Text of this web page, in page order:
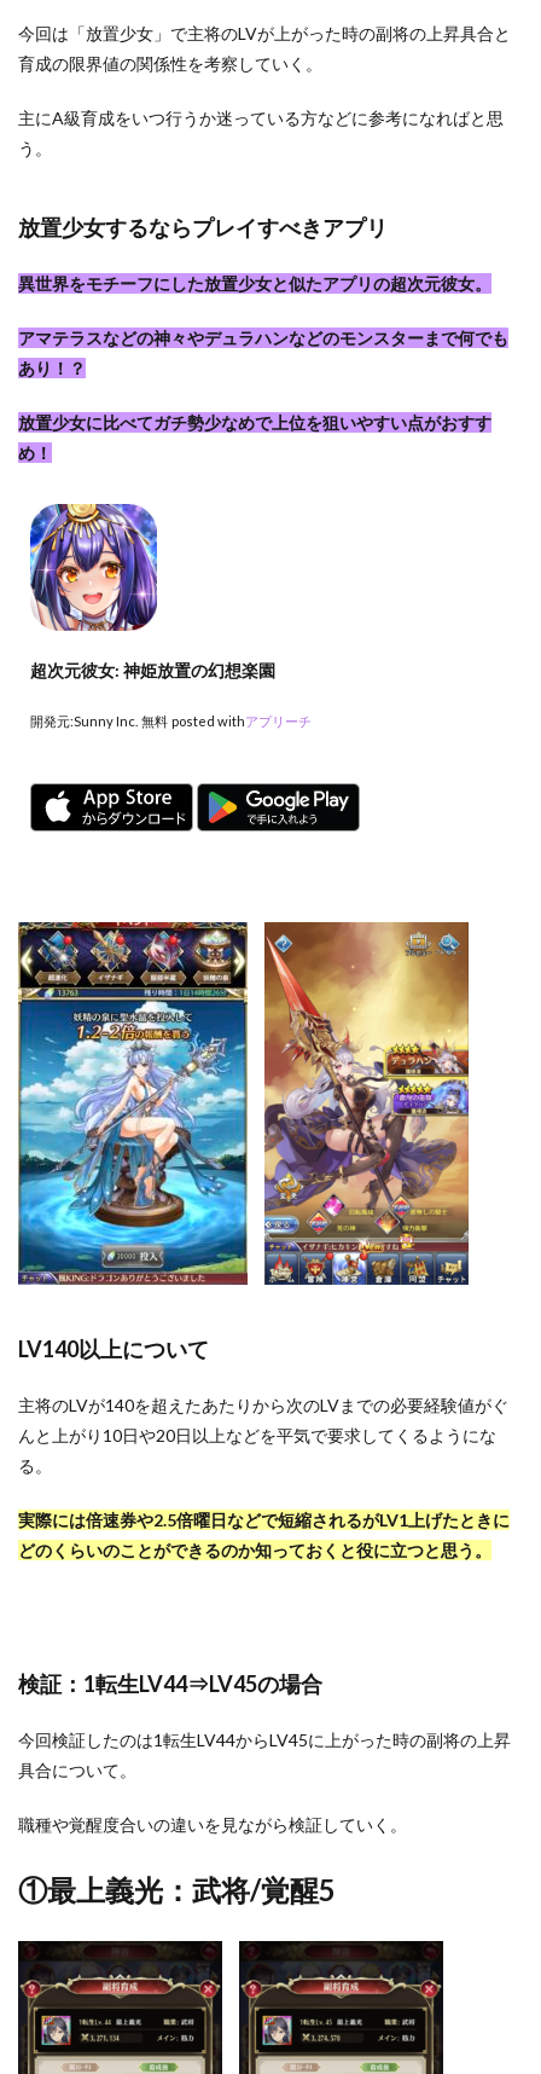
今回は「放置少女」で主将のLVが上がった時の副将の上昇具合と
育成の限界値の関係性を考察していく。
主にA級育成をいつ行うか迷っている方などに参考になればと思
う。
放置少女するならプレイすべきアプリ
異世界をモチーフにした放置少女と似たアプリの超次元彼女。
アマテラスなどの神々やデュラハンなどのモンスターまで何でも
あり！？
放置少女に比べてガチ勢少なめで上位を狙いやすい点がおすす
め！
超次元彼女: 神姫放置の幻想楽園
開発元:Sunny Inc. 無料 posted withアプリーチ
LV140以上について
主将のLVが140を超えたあたりから次のLVまでの必要経験値がぐ
んと上がり10日や20日以上などを平気で要求してくるようにな
る。
実際には倍速券や2.5倍曜日などで短縮されるがLV1上げたときに
どのくらいのことができるのか知っておくと役に立つと思う。
検証：1転生LV44⇒LV45の場合
今回検証したのは1転生LV44からLV45に上がった時の副将の上昇
具合について。
職種や覚醒度合いの違いを見ながら検証していく。
①最上義光：武将/覚醒5